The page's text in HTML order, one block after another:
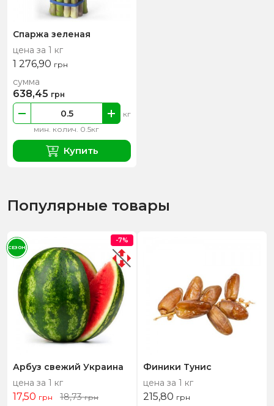
Спаржа зеленая
цена за 1 кг
1 276,90 грн
мин. колич. 0.5кг
кг
сумма
638,45 грн
Купить
Популярные товары
Арбуз свежий Украина
цена за 1 кг
17,50 грн 18,73грн
-7%
СЕЗОН
Финики Тунис
цена за 1 кг
215,80 грн